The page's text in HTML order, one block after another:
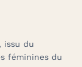
issu du
féminines du